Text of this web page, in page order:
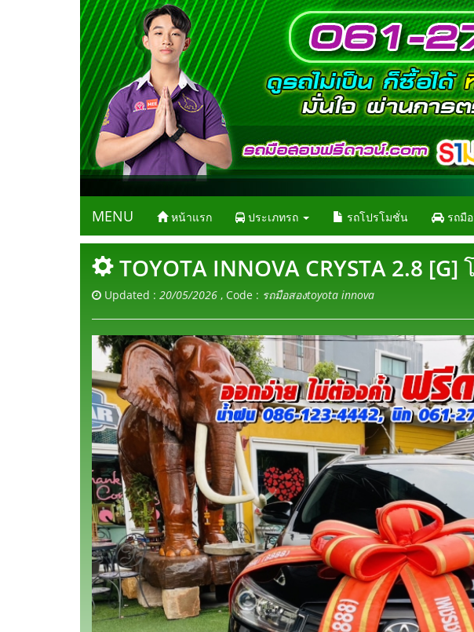
MENU หน้าแรก ประเภทรถ รถโปรโมชั่น รถมื
TOYOTA INNOVA CRYSTA 2.8 [G]
Updated : 20/05/2026 , Code : รถมือสองtoyota innova